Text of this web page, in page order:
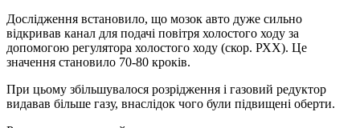
Дослідження встановило, що мозок авто дуже сильно
відкривав канал для подачі повітря холостого ходу за
допомогою регулятора холостого ходу (скор. РХХ). Це
значення становило 70-80 кроків.
При цьому збільшувалося розрідження і газовий редуктор
видавав більше газу, внаслідок чого були підвищені оберти.